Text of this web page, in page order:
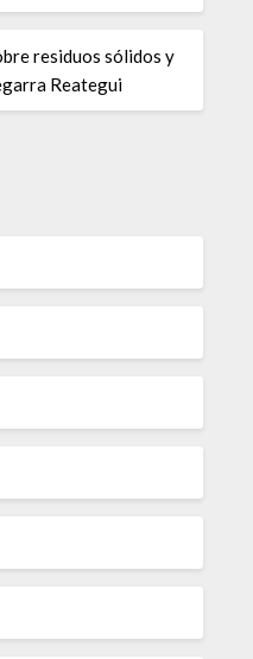
residuos sólidos y
Reategui